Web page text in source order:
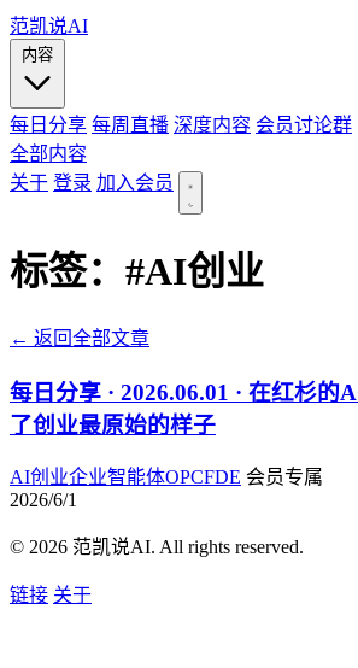
范凯说AI
每日分享 每周直播 深度内容 会员讨论群
全部内容
关于 登录 加入会员
标签： #AI创业
← 返回全部文章
每日分享 · 2026.06.01 · 在红杉的
了创业最原始的样子
AI创业企业智能体OPCFDE 会员专属
2026/6/1
© 2026 范凯说AI. All rights reserved.
链接 关于